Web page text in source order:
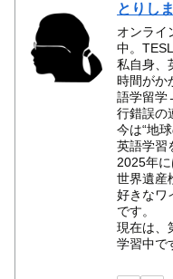
とりしま
オンライ
中。TESL
私自身、
時間がか
語学留
行錯誤の
今は“地
英語学習
2025年に
世界遺産
好きなワ
です。
現在は、
学習中で